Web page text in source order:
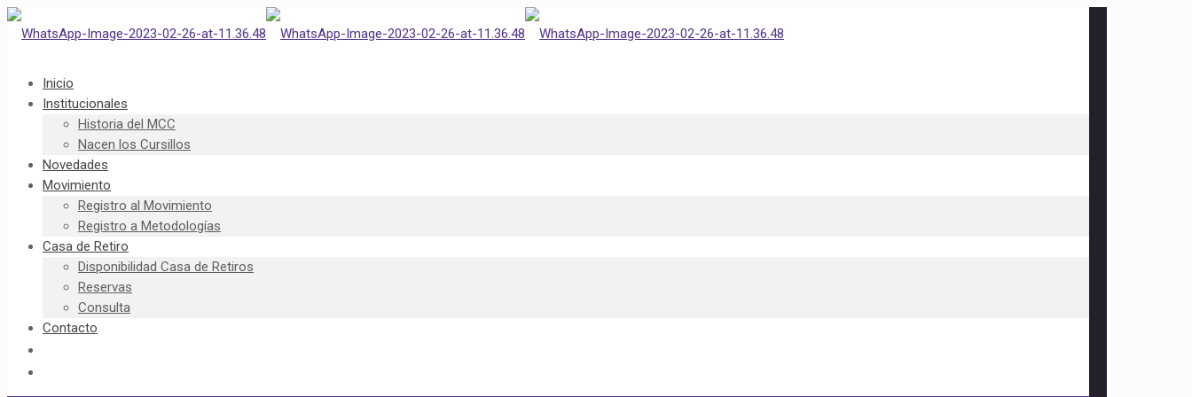
Inicio
Institucionales
Historia del MCC
Nacen los Cursillos
Novedades
Movimiento
Registro al Movimiento
Registro a Metodologías
Casa de Retiro
Disponibilidad Casa de Retiros
Reservas
Consulta
Contacto